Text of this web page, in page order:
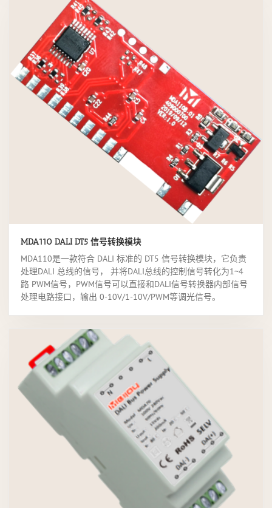
MDA110 DALI DT5 信号转换模块
MDA110是一款符合 DALI 标准的 DT5 信号转换模块，它负责
处理DALI 总线的信号， 并将DALI总线的控制信号转化为1~4
路 PWM信号，PWM信号可以直接和DALI信号转换器内部信号
处理电路接口，输出 0-10V/1-10V/PWM等调光信号。